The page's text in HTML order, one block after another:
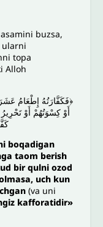
buzsa,
ularni
topa
Alloh
﴿فَكَفَّارَتُهُ إِطْعَامُ
أَوْ كِسْوَتُهُمْ أَوْ
boqadigan
taom berish
bir qulni ozod
uch kun
(va uni
kafforatidir»